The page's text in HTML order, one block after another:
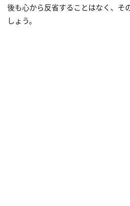
後も心から反省することはなく、そ
しょう。